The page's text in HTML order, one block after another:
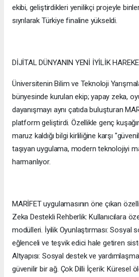
ekibi, geliştirdikleri yenilikçi projeyle
sıyrılarak Türkiye finaline yükseldi.
DİJİTAL DÜNYANIN YENİ İYİLİK
Üniversitenin Bilim ve Teknoloji
bünyesinde kurulan ekip; yapay zeka,
dayanışmayı aynı çatıda buluşturan
platform geliştirdi. Özellikle genç
maruz kaldığı bilgi kirliliğine karşı
taşıyan uygulama, modern teknolojiyi
harmanlıyor.
MARİFET uygulamasının öne çıkan
Zeka Destekli Rehberlik: Kullanıcılara
modülleri. İyilik Oyunlaştırması: Sosyal
eğlenceli ve teşvik edici hale getiren
Altyapısı: Sosyal destek ve
güvenilir bir ağ. Çok Dilli İçerik: Küresel